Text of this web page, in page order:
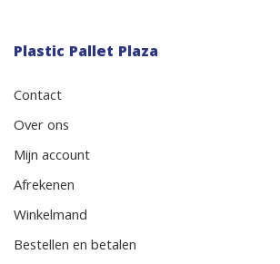
Plastic Pallet Plaza
Contact
Over ons
Mijn account
Afrekenen
Winkelmand
Bestellen en betalen